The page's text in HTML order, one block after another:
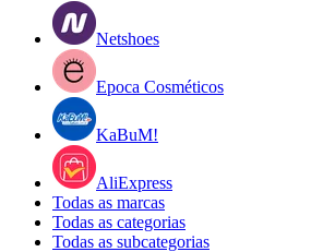
Netshoes
Epoca Cosméticos
KaBuM!
AliExpress
Todas as marcas
Todas as categorias
Todas as subcategorias